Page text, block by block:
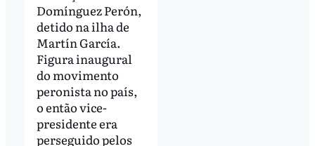
Domínguez Perón,
detido na ilha de
Martín García.
Figura inaugural
do movimento
peronista no país,
o então vice-
presidente era
perseguido pelos